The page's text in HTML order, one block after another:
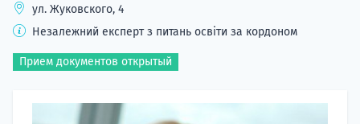
ул. Жуковского, 4
Незалежний експерт з питань освіти за кордоном
Прием документов открытый